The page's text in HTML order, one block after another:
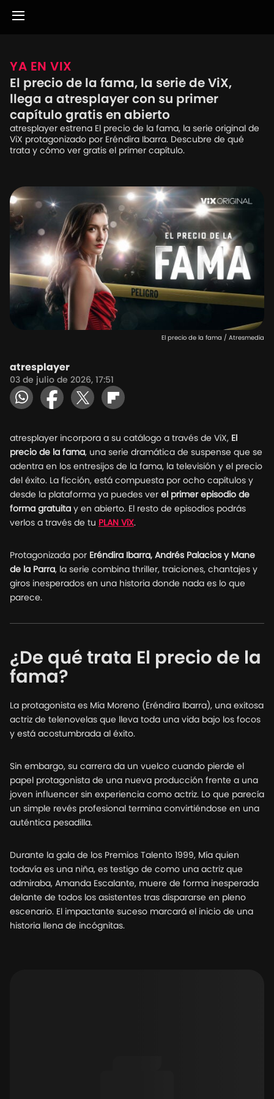
YA EN VIX
El precio de la fama, la serie de ViX,
llega a atresplayer con su primer
capítulo gratis en abierto
atresplayer estrena El precio de la fama, la serie original de
ViX protagonizado por Eréndira Ibarra. Descubre de qué
trata y cómo ver gratis el primer capítulo.
El precio de la fama / Atresmedia
atresplayer
03 de julio de 2026, 17:51
atresplayer incorpora a su catálogo a través de ViX, El
precio de la fama, una serie dramática de suspense que se
adentra en los entresijos de la fama, la televisión y el precio
del éxito. La ficción, está compuesta por ocho capítulos y
desde la plataforma ya puedes ver el primer episodio de
forma gratuita y en abierto. El resto de episodios podrás
verlos a través de tu PLAN ViX.
Protagonizada por Eréndira Ibarra, Andrés Palacios y Mane
de la Parra, la serie combina thriller, traiciones, chantajes y
giros inesperados en una historia donde nada es lo que
parece.
¿De qué trata El precio de la
fama?
La protagonista es Mía Moreno (Eréndira Ibarra), una exitosa
actriz de telenovelas que lleva toda una vida bajo los focos
y está acostumbrada al éxito.
Sin embargo, su carrera da un vuelco cuando pierde el
papel protagonista de una nueva producción frente a una
joven influencer sin experiencia como actriz. Lo que parecía
un simple revés profesional termina convirtiéndose en una
auténtica pesadilla.
Durante la gala de los Premios Talento 1999, Mía quien
todavía es una niña, es testigo de como una actriz que
admiraba, Amanda Escalante, muere de forma inesperada
delante de todos los asistentes tras dispararse en pleno
escenario. El impactante suceso marcará el inicio de una
historia llena de incógnitas.